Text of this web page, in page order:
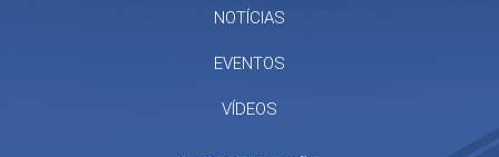
NOTÍCIAS
EVENTOS
VÍDEOS